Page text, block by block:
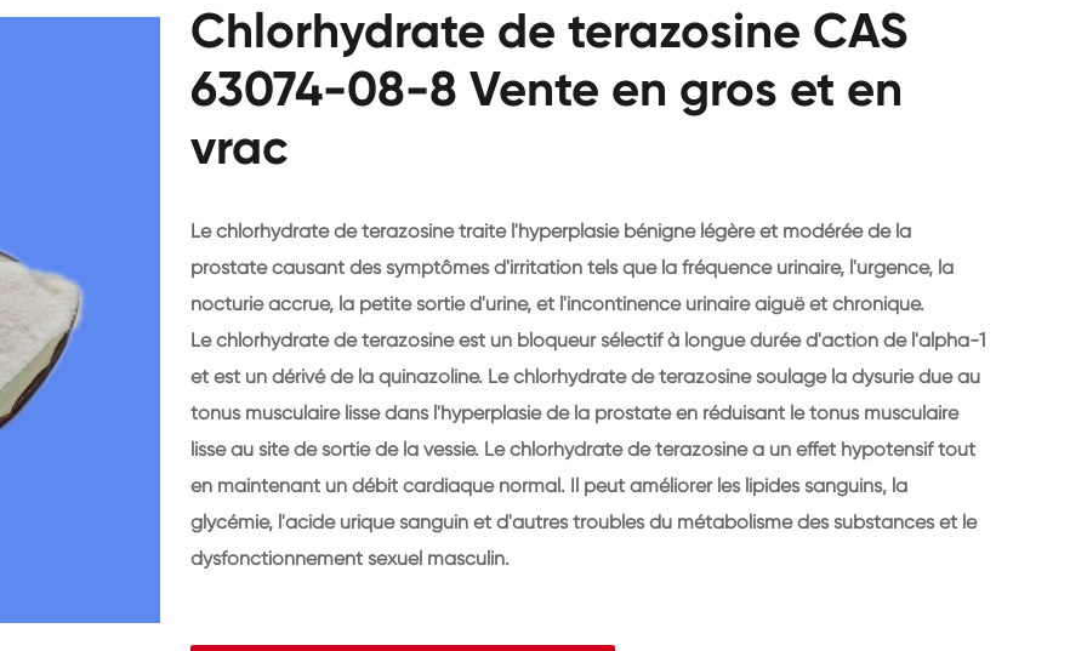
Chlorhydrate de terazosine CAS
63074-08-8 Vente en gros et en
vrac
Le chlorhydrate de terazosine traite l'hyperplasie bénigne légère et modérée de la
prostate causant des symptômes d'irritation tels que la fréquence urinaire, l'urgence, la
nocturie accrue, la petite sortie d'urine, et l'incontinence urinaire aiguë et chronique.
Le chlorhydrate de terazosine est un bloqueur sélectif à longue durée d'action de l'alpha-1
et est un dérivé de la quinazoline. Le chlorhydrate de terazosine soulage la dysurie due au
tonus musculaire lisse dans l'hyperplasie de la prostate en réduisant le tonus musculaire
lisse au site de sortie de la vessie. Le chlorhydrate de terazosine a un effet hypotensif tout
en maintenant un débit cardiaque normal. Il peut améliorer les lipides sanguins, la
glycémie, l'acide urique sanguin et d'autres troubles du métabolisme des substances et le
dysfonctionnement sexuel masculin.